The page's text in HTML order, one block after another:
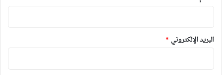
البريد الإلكتروني *